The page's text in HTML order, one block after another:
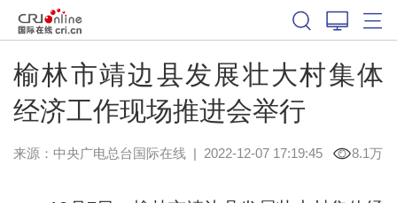
榆林市靖边县发展壮大村集体
经济工作现场推进会举行
来源：中央广电总台国际在线| 2022-12-07 17:19:45 8.1万